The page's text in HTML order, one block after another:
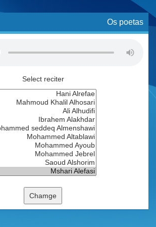
Os poetas
Select reciter